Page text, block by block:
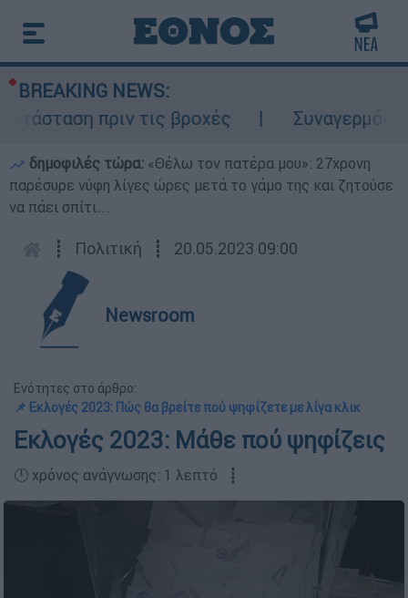
BREAKING NEWS:
πριν τις βροχές
Συναγερμός
δημοφιλές τώρα: «Θέλω τον πατέρα μου»: 27χρονη
παρέσυρε νύφη λίγες ώρες μετά το γάμο της και ζητούσε
να πάει σπίτι...
┋ Πολιτική ┋ 20.05.2023 09:00
Newsroom
Ενότητες στο άρθρο:
📌 Εκλογές 2023: Πώς θα βρείτε πού ψηφίζετε με λίγα κλικ
Εκλογές 2023: Μάθε πού ψηφίζεις
🕛 χρόνος ανάγνωσης: 1 λεπτό ┋